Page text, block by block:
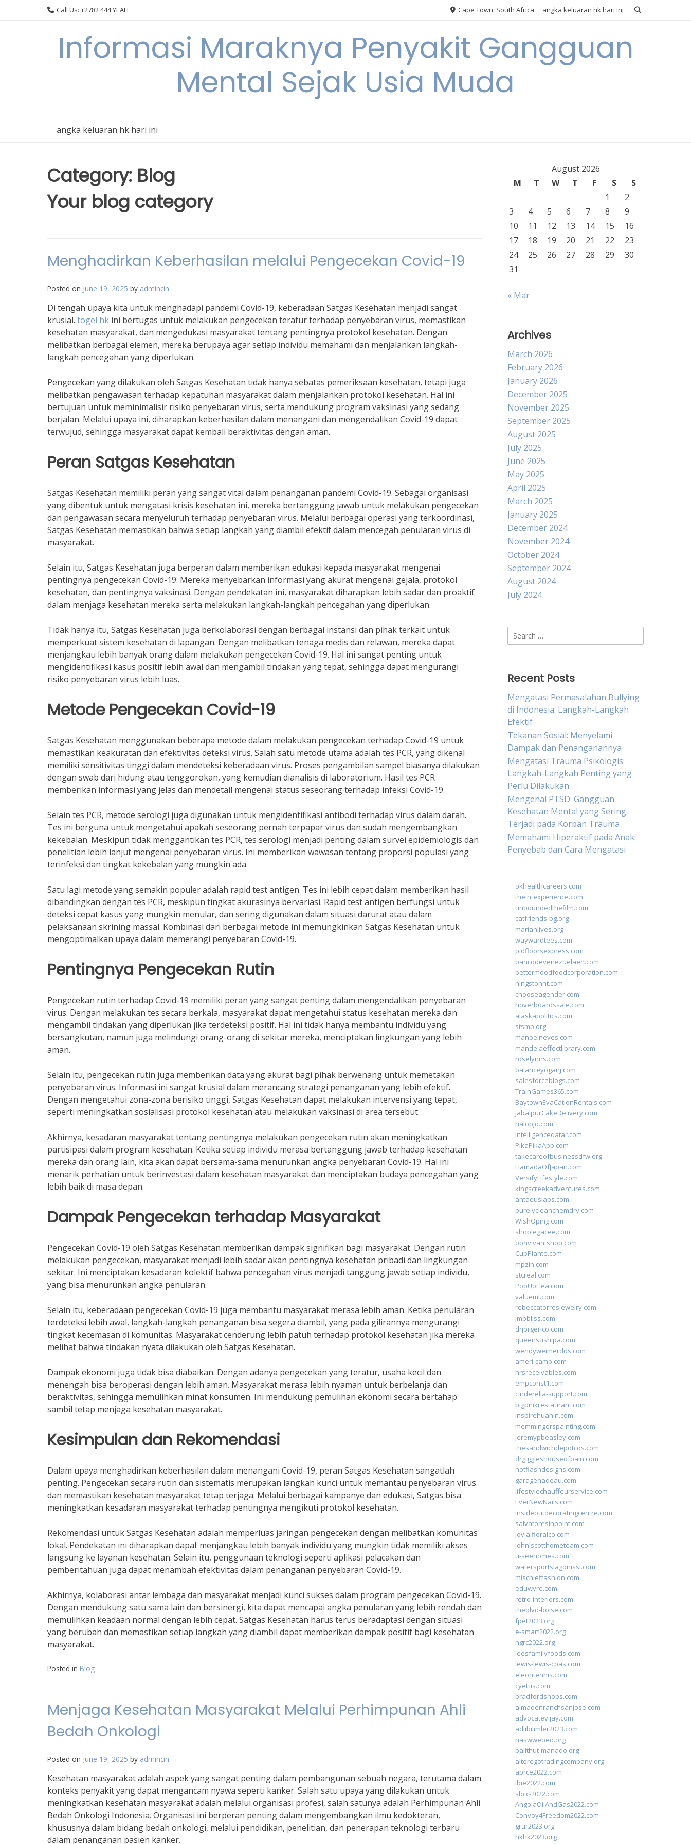
Call Us: +2782 444 YEAH Cape Town, South Africa angka keluaran hk hari ini
Informasi Maraknya Penyakit Gangguan
Mental Sejak Usia Muda
angka keluaran hk hari ini
Category: Blog
Your blog category
Menghadirkan Keberhasilan melalui Pengecekan Covid-19
Posted on June 19, 2025 by admincin
Di tengah upaya kita untuk menghadapi pandemi Covid-19, keberadaan Satgas Kesehatan menjadi sangat
krusial. togel hk ini bertugas untuk melakukan pengecekan teratur terhadap penyebaran virus, memastikan
kesehatan masyarakat, dan mengedukasi masyarakat tentang pentingnya protokol kesehatan. Dengan
melibatkan berbagai elemen, mereka berupaya agar setiap individu memahami dan menjalankan langkah-
langkah pencegahan yang diperlukan.
Pengecekan yang dilakukan oleh Satgas Kesehatan tidak hanya sebatas pemeriksaan kesehatan, tetapi juga
melibatkan pengawasan terhadap kepatuhan masyarakat dalam menjalankan protokol kesehatan. Hal ini
bertujuan untuk meminimalisir risiko penyebaran virus, serta mendukung program vaksinasi yang sedang
berjalan. Melalui upaya ini, diharapkan keberhasilan dalam menangani dan mengendalikan Covid-19 dapat
terwujud, sehingga masyarakat dapat kembali beraktivitas dengan aman.
Peran Satgas Kesehatan
Satgas Kesehatan memiliki peran yang sangat vital dalam penanganan pandemi Covid-19. Sebagai organisasi
yang dibentuk untuk mengatasi krisis kesehatan ini, mereka bertanggung jawab untuk melakukan pengecekan
dan pengawasan secara menyeluruh terhadap penyebaran virus. Melalui berbagai operasi yang terkoordinasi,
Satgas Kesehatan memastikan bahwa setiap langkah yang diambil efektif dalam mencegah penularan virus di
masyarakat.
Selain itu, Satgas Kesehatan juga berperan dalam memberikan edukasi kepada masyarakat mengenai
pentingnya pengecekan Covid-19. Mereka menyebarkan informasi yang akurat mengenai gejala, protokol
kesehatan, dan pentingnya vaksinasi. Dengan pendekatan ini, masyarakat diharapkan lebih sadar dan proaktif
dalam menjaga kesehatan mereka serta melakukan langkah-langkah pencegahan yang diperlukan.
Tidak hanya itu, Satgas Kesehatan juga berkolaborasi dengan berbagai instansi dan pihak terkait untuk
memperkuat sistem kesehatan di lapangan. Dengan melibatkan tenaga medis dan relawan, mereka dapat
menjangkau lebih banyak orang dalam melakukan pengecekan Covid-19. Hal ini sangat penting untuk
mengidentifikasi kasus positif lebih awal dan mengambil tindakan yang tepat, sehingga dapat mengurangi
risiko penyebaran virus lebih luas.
Metode Pengecekan Covid-19
Satgas Kesehatan menggunakan beberapa metode dalam melakukan pengecekan terhadap Covid-19 untuk
memastikan keakuratan dan efektivitas deteksi virus. Salah satu metode utama adalah tes PCR, yang dikenal
memiliki sensitivitas tinggi dalam mendeteksi keberadaan virus. Proses pengambilan sampel biasanya dilakukan
dengan swab dari hidung atau tenggorokan, yang kemudian dianalisis di laboratorium. Hasil tes PCR
memberikan informasi yang jelas dan mendetail mengenai status seseorang terhadap infeksi Covid-19.
Selain tes PCR, metode serologi juga digunakan untuk mengidentifikasi antibodi terhadap virus dalam darah.
Tes ini berguna untuk mengetahui apakah seseorang pernah terpapar virus dan sudah mengembangkan
kekebalan. Meskipun tidak menggantikan tes PCR, tes serologi menjadi penting dalam survei epidemiologis dan
penelitian lebih lanjut mengenai penyebaran virus. Ini memberikan wawasan tentang proporsi populasi yang
terinfeksi dan tingkat kekebalan yang mungkin ada.
Satu lagi metode yang semakin populer adalah rapid test antigen. Tes ini lebih cepat dalam memberikan hasil
dibandingkan dengan tes PCR, meskipun tingkat akurasinya bervariasi. Rapid test antigen berfungsi untuk
deteksi cepat kasus yang mungkin menular, dan sering digunakan dalam situasi darurat atau dalam
pelaksanaan skrining massal. Kombinasi dari berbagai metode ini memungkinkan Satgas Kesehatan untuk
mengoptimalkan upaya dalam memerangi penyebaran Covid-19.
Pentingnya Pengecekan Rutin
Pengecekan rutin terhadap Covid-19 memiliki peran yang sangat penting dalam mengendalikan penyebaran
virus. Dengan melakukan tes secara berkala, masyarakat dapat mengetahui status kesehatan mereka dan
mengambil tindakan yang diperlukan jika terdeteksi positif. Hal ini tidak hanya membantu individu yang
bersangkutan, namun juga melindungi orang-orang di sekitar mereka, menciptakan lingkungan yang lebih
aman.
Selain itu, pengecekan rutin juga memberikan data yang akurat bagi pihak berwenang untuk memetakan
penyebaran virus. Informasi ini sangat krusial dalam merancang strategi penanganan yang lebih efektif.
Dengan mengetahui zona-zona berisiko tinggi, Satgas Kesehatan dapat melakukan intervensi yang tepat,
seperti meningkatkan sosialisasi protokol kesehatan atau melakukan vaksinasi di area tersebut.
Akhirnya, kesadaran masyarakat tentang pentingnya melakukan pengecekan rutin akan meningkatkan
partisipasi dalam program kesehatan. Ketika setiap individu merasa bertanggung jawab terhadap kesehatan
mereka dan orang lain, kita akan dapat bersama-sama menurunkan angka penyebaran Covid-19. Hal ini
menarik perhatian untuk berinvestasi dalam kesehatan masyarakat dan menciptakan budaya pencegahan yang
lebih baik di masa depan.
Dampak Pengecekan terhadap Masyarakat
Pengecekan Covid-19 oleh Satgas Kesehatan memberikan dampak signifikan bagi masyarakat. Dengan rutin
melakukan pengecekan, masyarakat menjadi lebih sadar akan pentingnya kesehatan pribadi dan lingkungan
sekitar. Ini menciptakan kesadaran kolektif bahwa pencegahan virus menjadi tanggung jawab setiap individu,
yang bisa menurunkan angka penularan.
Selain itu, keberadaan pengecekan Covid-19 juga membantu masyarakat merasa lebih aman. Ketika penularan
terdeteksi lebih awal, langkah-langkah penanganan bisa segera diambil, yang pada gilirannya mengurangi
tingkat kecemasan di komunitas. Masyarakat cenderung lebih patuh terhadap protokol kesehatan jika mereka
melihat bahwa tindakan nyata dilakukan oleh Satgas Kesehatan.
Dampak ekonomi juga tidak bisa diabaikan. Dengan adanya pengecekan yang teratur, usaha kecil dan
menengah bisa beroperasi dengan lebih aman. Masyarakat merasa lebih nyaman untuk berbelanja dan
beraktivitas, sehingga memulihkan minat konsumen. Ini mendukung pemulihan ekonomi secara bertahap
sambil tetap menjaga kesehatan masyarakat.
Kesimpulan dan Rekomendasi
Dalam upaya menghadirkan keberhasilan dalam menangani Covid-19, peran Satgas Kesehatan sangatlah
penting. Pengecekan secara rutin dan sistematis merupakan langkah kunci untuk memantau penyebaran virus
dan memastikan kesehatan masyarakat tetap terjaga. Melalui berbagai kampanye dan edukasi, Satgas bisa
meningkatkan kesadaran masyarakat terhadap pentingnya mengikuti protokol kesehatan.
Rekomendasi untuk Satgas Kesehatan adalah memperluas jaringan pengecekan dengan melibatkan komunitas
lokal. Pendekatan ini diharapkan dapat menjangkau lebih banyak individu yang mungkin tidak memiliki akses
langsung ke layanan kesehatan. Selain itu, penggunaan teknologi seperti aplikasi pelacakan dan
pemberitahuan juga dapat menambah efektivitas dalam penanganan penyebaran Covid-19.
Akhirnya, kolaborasi antar lembaga dan masyarakat menjadi kunci sukses dalam program pengecekan Covid-19.
Dengan mendukung satu sama lain dan bersinergi, kita dapat mencapai angka penularan yang lebih rendah dan
memulihkan keadaan normal dengan lebih cepat. Satgas Kesehatan harus terus beradaptasi dengan situasi
yang berubah dan memastikan setiap langkah yang diambil dapat memberikan dampak positif bagi kesehatan
masyarakat.
Posted in Blog
Menjaga Kesehatan Masyarakat Melalui Perhimpunan Ahli
Bedah Onkologi
Posted on June 19, 2025 by admincin
Kesehatan masyarakat adalah aspek yang sangat penting dalam pembangunan sebuah negara, terutama dalam
konteks penyakit yang dapat mengancam nyawa seperti kanker. Salah satu upaya yang dilakukan untuk
meningkatkan kesehatan masyarakat adalah melalui organisasi profesi, salah satunya adalah Perhimpunan Ahli
Bedah Onkologi Indonesia. Organisasi ini berperan penting dalam mengembangkan ilmu kedokteran,
khususnya dalam bidang bedah onkologi, melalui pendidikan, penelitian, dan penerapan teknologi terbaru
dalam penanganan pasien kanker.
August 2026
M
T W T F S
S
1
2
3
4 5 6 7 8
9
10
11 12 13 14 15
16
17
18 19 20 21 22
23
24
25 26 27 28 29
30
31
« Mar
Archives
March 2026
February 2026
January 2026
December 2025
November 2025
September 2025
August 2025
July 2025
June 2025
May 2025
April 2025
March 2025
January 2025
December 2024
November 2024
October 2024
September 2024
August 2024
July 2024
Search
for:
Recent Posts
Mengatasi Permasalahan Bullying
di Indonesia: Langkah-Langkah
Efektif
Tekanan Sosial: Menyelami
Dampak dan Penanganannya
Mengatasi Trauma Psikologis:
Langkah-Langkah Penting yang
Perlu Dilakukan
Mengenal PTSD: Gangguan
Kesehatan Mental yang Sering
Terjadi pada Korban Trauma
Memahami Hiperaktif pada Anak:
Penyebab dan Cara Mengatasi
okhealthcareers.com
theintexperience.com
unboundedthefilm.com
catfriends-bg.org
marianlives.org
waywardtees.com
pidfloorsexpress.com
bancodevenezuelaen.com
bettermoodfoodcorporation.com
hingstonnt.com
chooseagender.com
hoverboardssale.com
alaskapolitics.com
stsmp.org
manoelneves.com
mandelaeffectlibrary.com
roselynns.com
balanceyoganj.com
salesforceblogs.com
TrainGames365.com
BaytownEvaCationRentals.com
JabalpurCakeDelivery.com
halobjd.com
intelligenceqatar.com
PikaPikaApp.com
takecareofbusinessdfw.org
HamadaOfJapan.com
VersifyLifestyle.com
kingscreekadventures.com
antaeuslabs.com
purelycleanchemdry.com
WishOping.com
shoplegacee.com
bonvivantshop.com
CupPlante.com
mpzin.com
stcreal.com
PopUpFlea.com
valueml.com
rebeccatorresjewelry.com
jmpbliss.com
drjorgerico.com
queensushipa.com
wendyweimerdds.com
ameri-camp.com
hrsreceivables.com
empconst1.com
cinderella-support.com
bigpinkrestaurant.com
inspirehuahin.com
memmingerspainting.com
jeremypbeasley.com
thesandwichdepotcos.com
drgiggleshouseofpain.com
hotflashdesigns.com
garagenadeau.com
lifestylechauffeurservice.com
EverNewNails.com
insideoutdecoratingcentre.com
salvatoresinpoint.com
jovialfloralco.com
johnlscotthometeam.com
u-seehomes.com
watersportslagonissi.com
mischieffashion.com
eduwyre.com
retro-interiors.com
theblvd-boise.com
fpet2023.org
e-smart2022.org
ngrc2022.org
leesfamilyfoods.com
lewis-lewis-cpas.com
eleontennis.com
cyetus.com
bradfordshops.com
almadenranchsanjose.com
advocatevijay.com
adlibilimler2023.com
naswwebed.org
balithut-manado.org
alteregotradingcompany.org
aprce2022.com
ibie2022.com
sbcc-2022.com
AngolaOilAndGas2022.com
Convoy4Freedom2022.com
grur2023.org
hkhk2023.org